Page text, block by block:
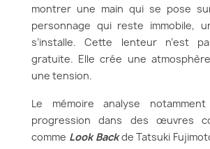
montrer une main qui se pose
personnage qui reste immobile,
s’installe. Cette lenteur n’est
gratuite. Elle crée une
une tension.
Le mémoire analyse
progression dans des œuvres
comme Look Backde Tatsuki